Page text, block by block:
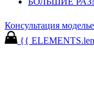
Консультация
{{